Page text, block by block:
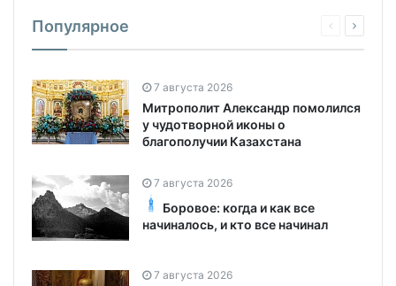
Популярное
7 августа 2026
Митрополит Александр помолился
у чудотворной иконы о
благополучии Казахстана
7 августа 2026
Боровое: когда и как все
начиналось, и кто все начинал
7 августа 2026